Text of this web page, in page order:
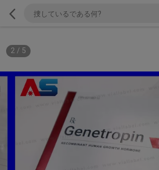
2/ 5